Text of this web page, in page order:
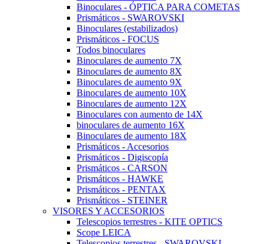
Binoculares - ÓPTICA PARA COMETAS
Prismáticos - SWAROVSKI
Binoculares (estabilizados)
Prismáticos - FOCUS
Todos binoculares
Binoculares de aumento 7X
Binoculares de aumento 8X
Binoculares de aumento 9X
Binoculares de aumento 10X
Binoculares de aumento 12X
Binoculares con aumento de 14X
binoculares de aumento 16X
Binoculares de aumento 18X
Prismáticos - Accesorios
Prismáticos - Digiscopía
Prismáticos - CARSON
Prismáticos - HAWKE
Prismáticos - PENTAX
Prismáticos - STEINER
VISORES Y ACCESORIOS
Telescopios terrestres - KITE OPTICS
Scope LEICA